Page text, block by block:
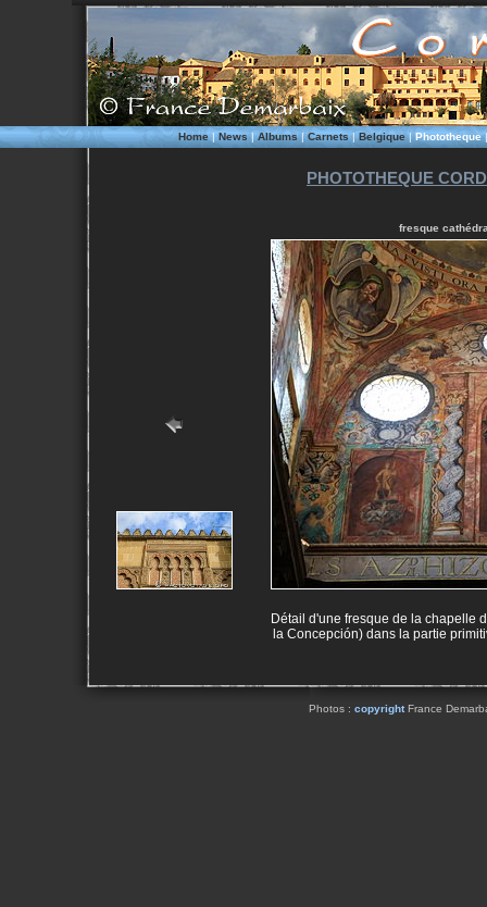
Home|News|Albums|Carnets|Belgique|Phototheque
PHOTOTHEQUE
fresque
Détail d'une fresque de la chapelle
la Concepción) dans la partie
Photos : copyrightFrance